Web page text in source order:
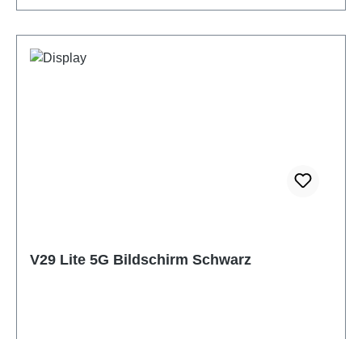
V29 Lite 5G Bildschirm Schwarz